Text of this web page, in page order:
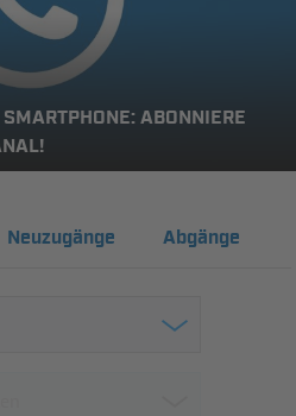
ABONNIERE
Neuzugänge Abgänge